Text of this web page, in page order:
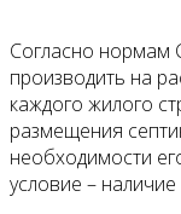
Согласно нормам
производить на
каждого жилого
размещения
необходимости
условие –